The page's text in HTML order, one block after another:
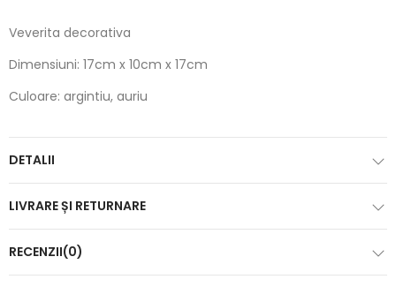
Veverita decorativa
Dimensiuni: 17cm x 10cm x 17cm
Culoare: argintiu, auriu
DETALII
LIVRARE ȘI RETURNARE
RECENZII(0)